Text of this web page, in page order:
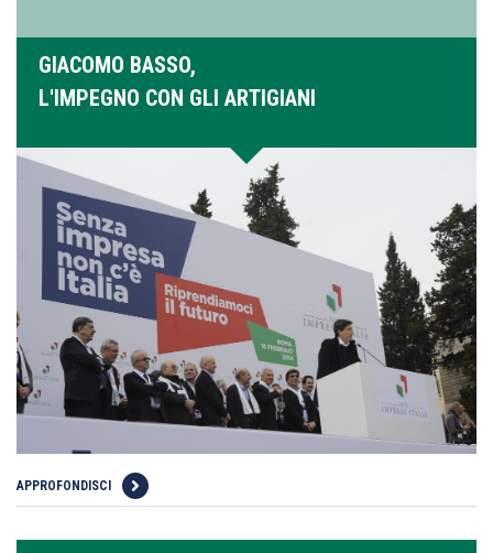
GIACOMO BASSO,
L'IMPEGNO CON GLI ARTIGIANI
APPROFONDISCI